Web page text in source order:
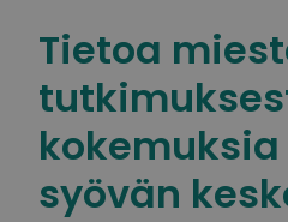
Tietoa
syövän